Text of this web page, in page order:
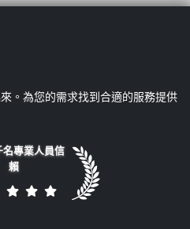
。為您的需求找到合適的服務提供
名專業人員信
賴